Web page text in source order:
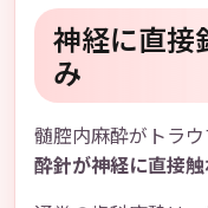
神経に直接
み
髄腔内麻酔がトラウ
酔針が神経に直接触